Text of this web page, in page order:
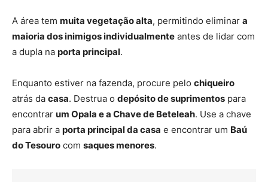
A área tem muita vegetação alta, permitindo eliminar a
maioria dos inimigos individualmente antes de lidar com
a dupla na porta principal.
Enquanto estiver na fazenda, procure pelo chiqueiro
atrás da casa. Destrua o depósito de suprimentos para
encontrar um Opala e a Chave de Beteleah. Use a chave
para abrir a porta principal da casa e encontrar um Baú
do Tesouro com saques menores.